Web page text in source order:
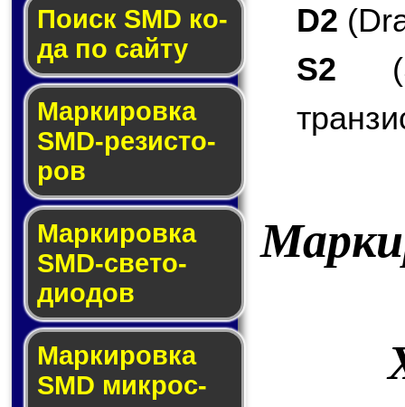
Поиск SMD ко­
да по сай­ту
Маркировка
SMD-ре­зис­то­
ров
Маркировка
SMD-све­то­
дио­дов
Мар­ки­ров­ка
SMD мик­рос­
D2
S2